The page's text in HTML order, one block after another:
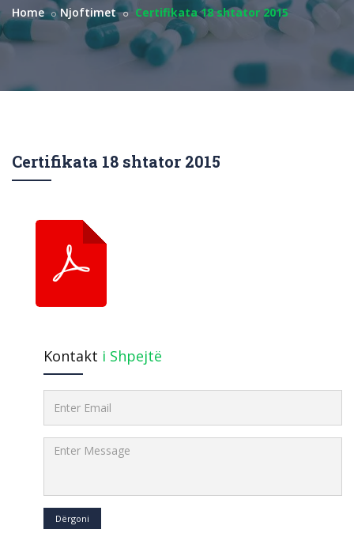
Home Njoftimet Certifikata 18 shtator 2015
Certifikata 18 shtator 2015
Kontakt i Shpejtë
Dërgoni